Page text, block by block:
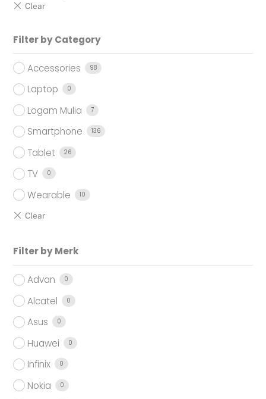
Filter by Category
Accessories 98
Laptop 0
Logam Mulia 7
Smartphone 136
Tablet 26
TV 0
Wearable 10
Filter by Merk
Advan 0
Alcatel 0
Asus 0
Huawei 0
Infinix 0
Nokia 0